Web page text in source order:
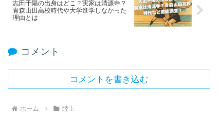
志田千陽の出身はどこ？実家は清源寺？
青森山田高校時代や大学進学しなかった
理由とは
コメント
コメントを書き込む
ホーム 陸上